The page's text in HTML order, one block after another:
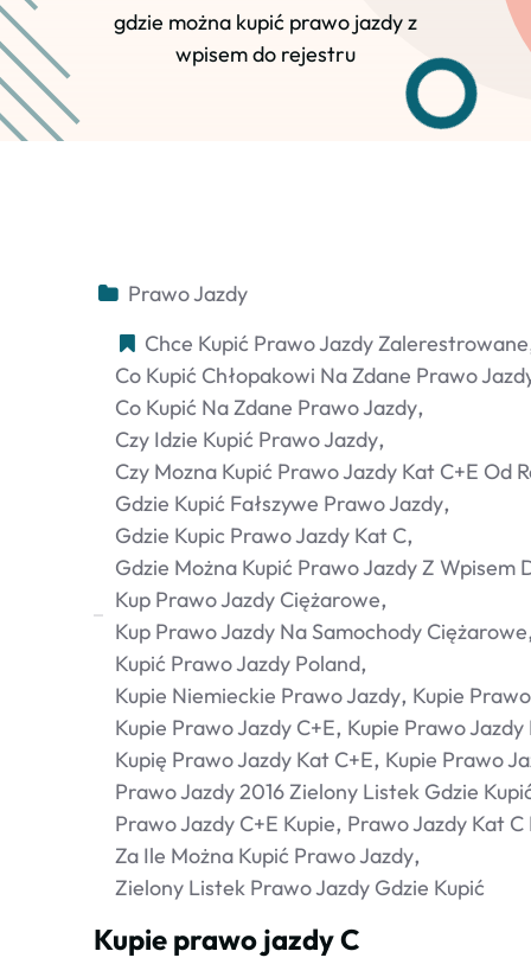
gdzie można kupić prawo jazdy z
wpisem do rejestru
Prawo Jazdy
Chce Kupić Prawo Jazdy Zalerestrowane
Co Kupić Chłopakowi Na Zdane Prawo
Co Kupić Na Zdane Prawo Jazdy
Czy Idzie Kupić Prawo Jazdy
Czy Mozna Kupić Prawo Jazdy Kat C+e Od
Gdzie Kupić Fałszywe Prawo Jazdy
Gdzie Kupic Prawo Jazdy Kat C
Gdzie Można Kupić Prawo Jazdy Z Wpisem
Kup Prawo Jazdy Ciężarowe
Kup Prawo Jazdy Na Samochody Ciężarowe
Kupić Prawo Jazdy Poland
Kupie Niemieckie Prawo Jazdy Kupie
Kupie Prawo Jazdy C+e Kupie Prawo Jazdy
Kupię Prawo Jazdy Kat C+e Kupie Prawo
Prawo Jazdy 2016 Zielony Listek Gdzie
Prawo Jazdy C+e Kupie Prawo Jazdy Kat C
Za Ile Można Kupić Prawo Jazdy
Zielony Listek Prawo Jazdy Gdzie Kupić
Kupie prawo jazdy C